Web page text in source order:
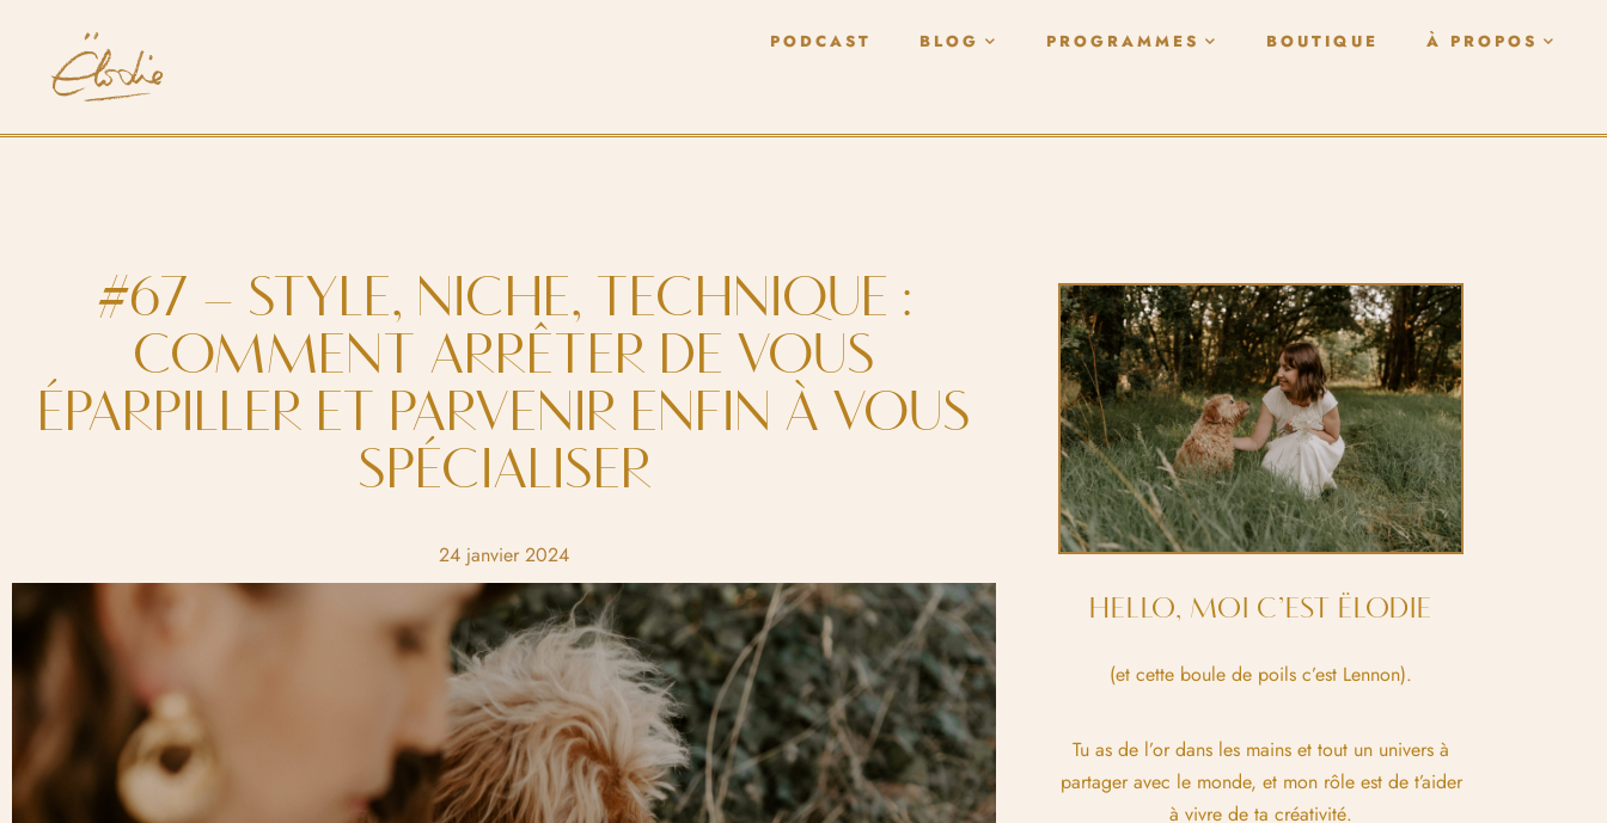
PODCAST BLOG PROGRAMMES BOUTIQUE À PROPOS
#67 – STYLE, NICHE, TECHNIQUE :
COMMENT ARRÊTER DE VOUS
ÉPARPILLER ET PARVENIR ENFIN À VOUS
SPÉCIALISER
24 janvier 2024
HELLO, MOI C’EST ËLODIE
(et cette boule de poils c’est Lennon).
Tu as de l’or dans les mains et tout un univers à
partager avec le monde, et mon rôle est de t’aider
à vivre de ta créativité.